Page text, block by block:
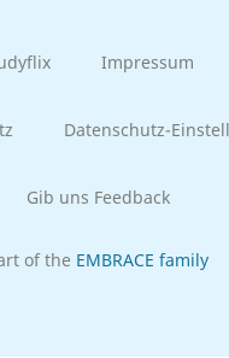
Impressum
Datenschutz-
Gib uns Feedback
of the EMBRACE family